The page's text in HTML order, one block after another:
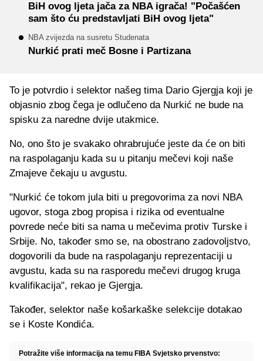
BiH ovog ljeta jača za NBA igrača! "Počašćen
sam što ću predstavljati BiH ovog ljeta"
NBA zvijezda na susretu Studenata
Nurkić prati meč Bosne i Partizana
To je potvrdio i selektor našeg tima Dario Gjergja koji je
objasnio zbog čega je odlučeno da Nurkić ne bude na
spisku za naredne dvije utakmice.
No, ono što je svakako ohrabrujuće jeste da će on biti
na raspolaganju kada su u pitanju mečevi koji naše
Zmajeve čekaju u avgustu.
"Nurkić će tokom jula biti u pregovorima za novi NBA
ugovor, stoga zbog propisa i rizika od eventualne
povrede neće biti sa nama u mečevima protiv Turske i
Srbije. No, također smo se, na obostrano zadovoljstvo,
dogovorili da bude na raspolaganju reprezentaciji u
avgustu, kada su na rasporedu mečevi drugog kruga
kvalifikacija", rekao je Gjergja.
Također, selektor naše košarkaške selekcije dotakao
se i Koste Kondića.
Potražite više informacija na temu FIBA Svjetsko prvenstvo: